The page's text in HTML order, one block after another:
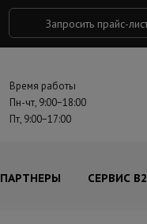
Запросить прайс-
Время работы
Пн-чт, 9:00−18:00
Пт, 9:00−17:00
ПАРТНЕРЫ СЕРВИС